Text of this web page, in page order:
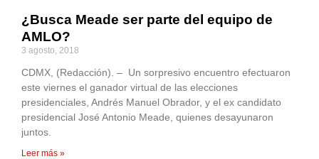
¿Busca Meade ser parte del equipo de
AMLO?
3 agosto, 2018
CDMX, (Redacción). – Un sorpresivo encuentro efectuaron
este viernes el ganador virtual de las elecciones
presidenciales, Andrés Manuel Obrador, y el ex candidato
presidencial José Antonio Meade, quienes desayunaron
juntos.
Leer más »